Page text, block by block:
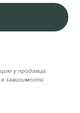
у продавца.
зависимости